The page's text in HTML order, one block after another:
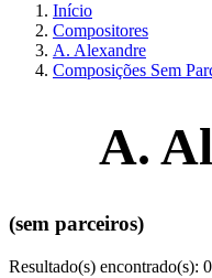
Início
Compositores
A. Alexandre
Composições Sem
A.
(sem parceiros)
Resultado(s) encontrado(s):